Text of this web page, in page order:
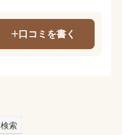
口コミを書く
検索